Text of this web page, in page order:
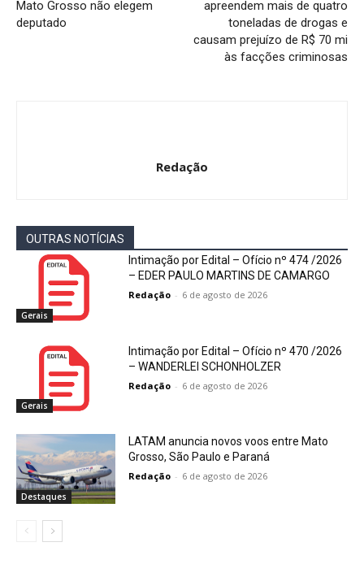
Mato Grosso não elegem
deputado
apreendem mais de quatro
toneladas de drogas e
causam prejuízo de R$ 70 mi
às facções criminosas
Redação
OUTRAS NOTÍCIAS
Gerais
Intimação por Edital – Ofício nº 474 /2026
– EDER PAULO MARTINS DE CAMARGO
Redação - 6 de agosto de 2026
Gerais
Intimação por Edital – Ofício nº 470 /2026
– WANDERLEI SCHONHOLZER
Redação - 6 de agosto de 2026
Destaques
LATAM anuncia novos voos entre Mato
Grosso, São Paulo e Paraná
Redação - 6 de agosto de 2026